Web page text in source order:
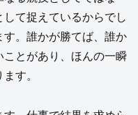
て捉えているからでし
す。誰かが勝てば、誰か
とがあり、ほんの一瞬
す。